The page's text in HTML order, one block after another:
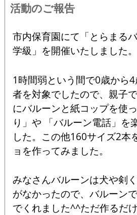
活動のご報告
市内保育園にて「とらまる
学級」を開催いたしました。
1時間弱という間で0歳から
者を対象でしたので、親子
にバルーンと紙コップを使
り」や 「バルーン電話」を
した。この他160サイズ2本
ョを作ってみました。
みなさんバルーンは犬や剣
がなかったので、バルーン
でくれました^^ただ作るだ